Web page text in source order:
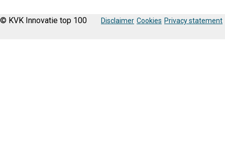
© KVK Innovatie top 100 Disclaimer Cookies Privacy statement